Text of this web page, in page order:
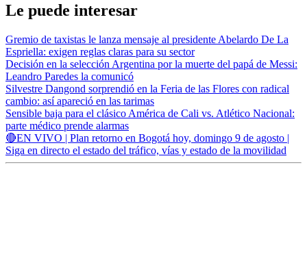
Le puede interesar
Gremio de taxistas le lanza mensaje al presidente Abelardo De La
Espriella: exigen reglas claras para su sector
Decisión en la selección Argentina por la muerte del papá de Messi:
Leandro Paredes la comunicó
Silvestre Dangond sorprendió en la Feria de las Flores con radical
cambio: así apareció en las tarimas
Sensible baja para el clásico América de Cali vs. Atlético Nacional:
parte médico prende alarmas
🔴EN VIVO | Plan retorno en Bogotá hoy, domingo 9 de agosto |
Siga en directo el estado del tráfico, vías y estado de la movilidad